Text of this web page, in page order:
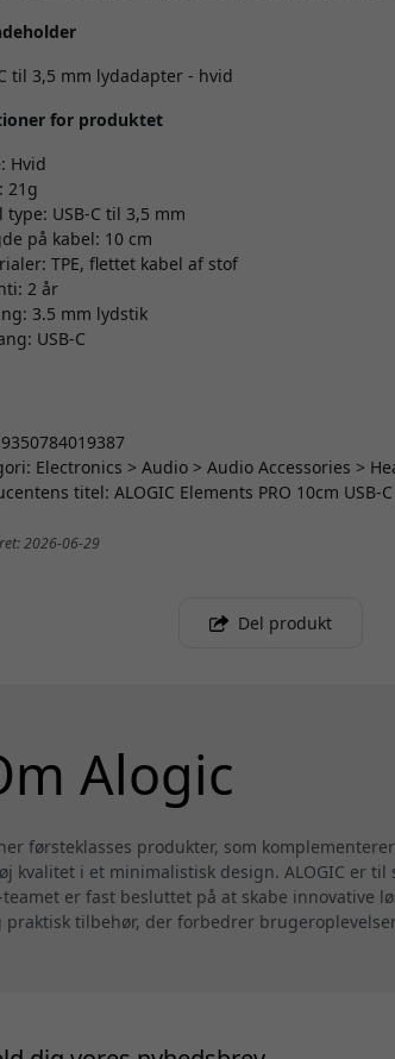
til 3,5 mm lydadapter - hvid
for produktet
Hvid
21g
type: USB-C til 3,5 mm
på kabel: 10 cm
TPE, flettet kabel af stof
2 år
3.5 mm lydstik
USB-C
Electronics > Audio > Audio Accessories >
titel: ALOGIC Elements PRO 10cm
2026-06-29
Del produkt
Alogic
førsteklasses produkter, som
kvalitet i et minimalistisk design. ALOGIC er
er fast besluttet på at skabe
tilbehør, der forbedrer